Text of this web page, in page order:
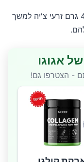
, סוכרתיים סוג 2 שצרכו 40 גרם זרעי צ'יה למשך
אגוגו
- הצטרפו גם!